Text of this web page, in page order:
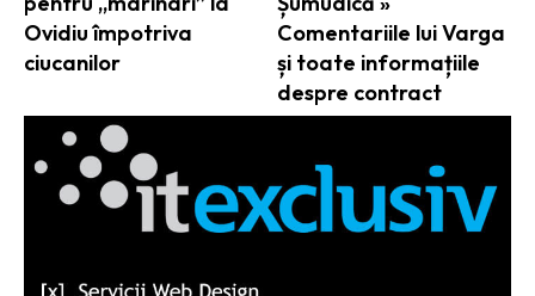
Ovidiu împotriva
ciucanilor
Comentariile lui Varga
și toate informațiile
despre contract